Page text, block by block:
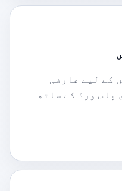
کے لیے عارضی
پاس ورڈ کے ساتھ